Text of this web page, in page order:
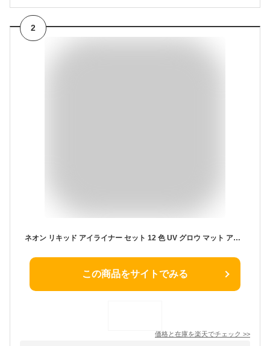
2
ネオン リキッド アイライナー セット 12 色 UV グロウ マット アイライナー 防水 ＆ 防汚 長持ち カラフル 蛍光 ボディ フェイス ペイント メイクアップ 日常着 ハロウィン クリスマス
この商品をサイトでみる
価格と在庫を楽天でチェック >>